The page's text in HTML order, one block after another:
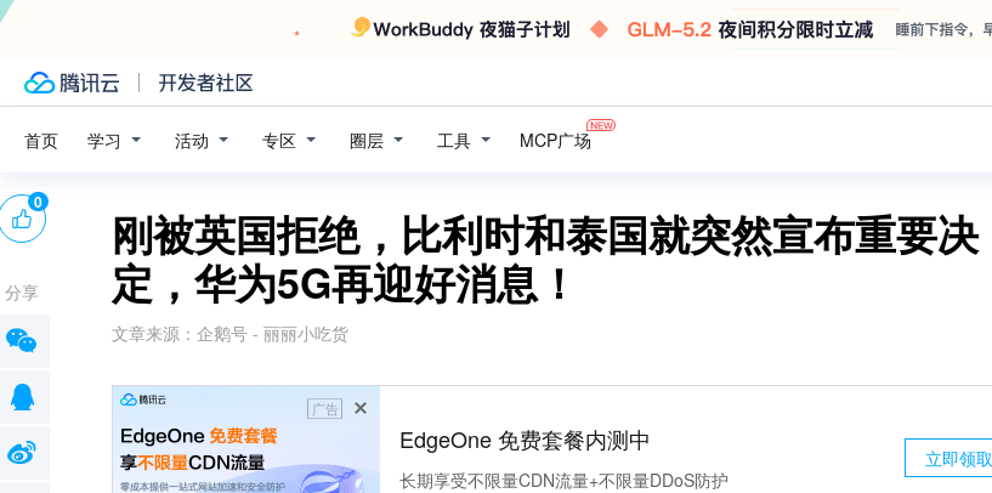
首页 学习 活动 专区 圈层 工具 MCP广场
刚被英国拒绝，比利时和泰国就突然宣布重要决
定，华为5G再迎好消息！
文章来源： 企鹅号 - 丽丽小吃货
广告
EdgeOne 免费套餐内测中
长期享受不限量CDN流量+不限量DDoS防护
立即领取
0
分享